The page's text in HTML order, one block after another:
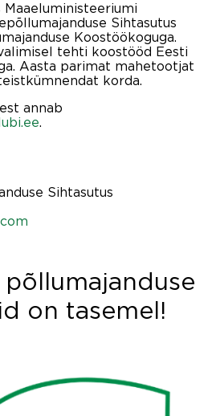
Sihtasutus
Koostöökoguga.
tehti koostööd Eesti
Aasta parimat mahetootjat
korda.
annab
.
Sihtasutus
põllumajanduse
on tasemel!